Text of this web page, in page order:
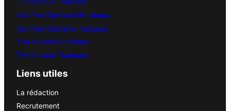
Bail Réel Solidaire Bordeaux
Bail Réel Solidaire Toulouse
TVA réduite Bordeaux
TVA réduite Toulouse
Liens utiles
La rédaction
Recrutement